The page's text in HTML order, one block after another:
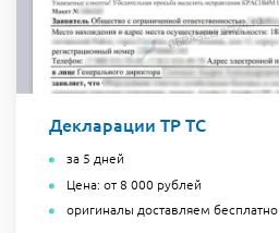
Декларации ТР ТС
за 5 дней
Цена: от 8 000 рублей
оригиналы доставляем бесплатно